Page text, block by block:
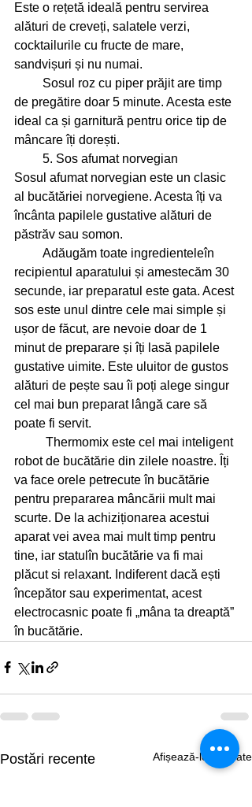
Este o rețetă ideală pentru servirea
alături de creveți, salatele verzi,
cocktailurile cu fructe de mare,
sandvișuri și nu numai.
de pregătire doar 5 minute. Acesta este
ideal ca și garnitură pentru orice tip de
mâncare îți dorești.
         5. Sos afumat norvegian
Sosul afumat norvegian este un clasic
al bucătăriei norvegiene. Acesta îți va
încânta papilele gustative alături de
păstrăv sau somon.
recipientul aparatului și amestecăm 30
secunde, iar preparatul este gata. Acest
sos este unul dintre cele mai simple și
ușor de făcut, are nevoie doar de 1
minut de preparare și îți lasă papilele
gustative uimite. Este uluitor de gustos
alături de pește sau îi poți alege singur
cel mai bun preparat lângă care să
poate fi servit.
robot de bucătărie din zilele noastre. Îți
va face orele petrecute în bucătărie
pentru prepararea mâncării mult mai
scurte. De la achiziționarea acestui
aparat vei avea mai mult timp pentru
tine, iar statulîn bucătărie va fi mai
plăcut si relaxant. Indiferent dacă ești
începător sau experimentat, acest
electrocasnic poate fi „mâna ta dreaptă”
în bucătărie.
Postări recente Afișează-le pe toate